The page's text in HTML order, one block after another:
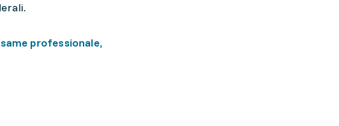
professionale,